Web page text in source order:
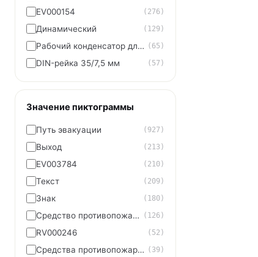
EV000154 (276)
Динамический (129)
Рабочий конденсатор для электродвигателя (65)
DIN-рейка 35/7,5 мм (57)
Значение пиктограммы
Путь эвакуации (927)
Выход (213)
EV003784 (210)
Текст (209)
Знак (180)
Средство противопожарной защиты (126)
RV000246 (52)
Средства противопожарной защиты (39)